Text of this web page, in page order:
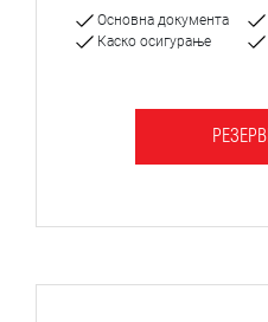
Основна документа
Каско осигурање